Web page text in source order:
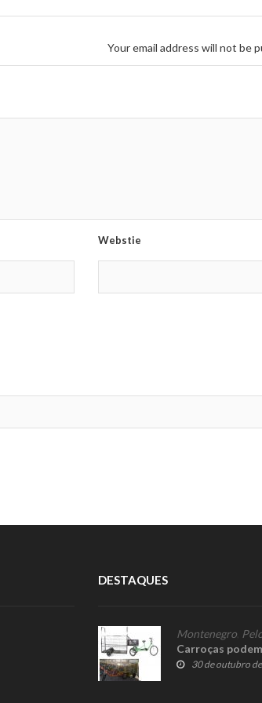
Your email address will not be
Webstie
DESTAQUES
Montenegro
Carroças
30 de outubro